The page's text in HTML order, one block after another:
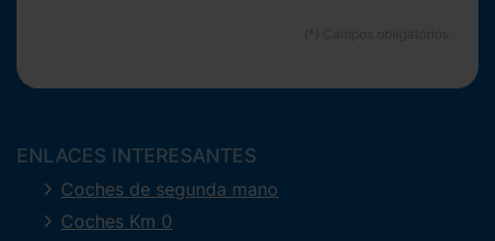
ENLACES INTERESANTES
Coches de segunda mano
Coches Km 0